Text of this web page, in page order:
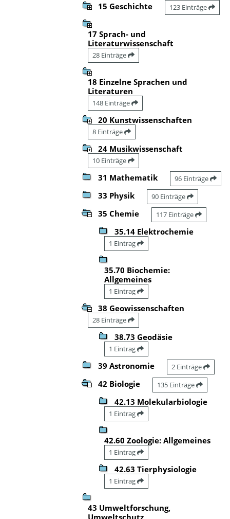
15 Geschichte 123 Einträge
17 Sprach- und
Literaturwissenschaft
28 Einträge
18 Einzelne Sprachen und
Literaturen
148 Einträge
20 Kunstwissenschaften
8 Einträge
24 Musikwissenschaft
10 Einträge
31 Mathematik 96 Einträge
33 Physik 90 Einträge
35 Chemie 117 Einträge
35.14 Elektrochemie
1 Eintrag
35.70 Biochemie:
Allgemeines
1 Eintrag
38 Geowissenschaften
28 Einträge
38.73 Geodäsie
1 Eintrag
39 Astronomie 2 Einträge
42 Biologie 135 Einträge
42.13 Molekularbiologie
1 Eintrag
42.60 Zoologie: Allgemeines
1 Eintrag
42.63 Tierphysiologie
1 Eintrag
43 Umweltforschung,
Umweltschutz